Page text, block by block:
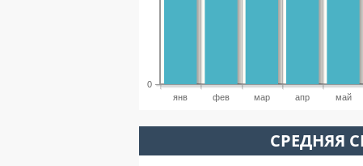
янв фев мар апр май
0
СРЕДНЯЯ